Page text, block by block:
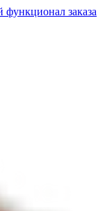
заказа